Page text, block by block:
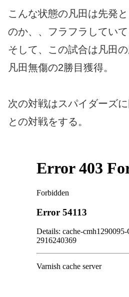
こんな状態の凡田は先発
のか、、フラフラしてい
そして、この試合は凡田の
凡田無傷の2勝目獲得。
次の対戦はスパイダーズ
との対戦をする。